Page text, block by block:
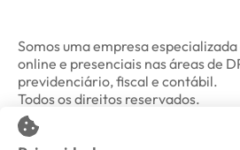
Somos uma empresa
online e presenciais nas áreas de
previdenciário, fiscal e contábil.
Todos os direitos reservados.